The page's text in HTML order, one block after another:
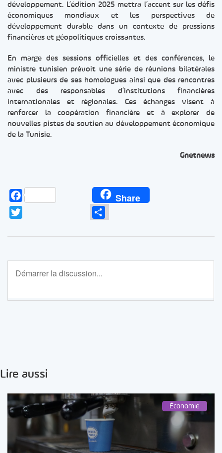
développement. L’édition 2025 mettra l’accent sur les défis
économiques mondiaux et les perspectives de
développement durable dans un contexte de pressions
financières et géopolitiques croissantes.
En marge des sessions officielles et des conférences, le
ministre tunisien prévoit une série de réunions bilatérales
avec plusieurs de ses homologues ainsi que des rencontres
avec des responsables d’institutions financières
internationales et régionales. Ces échanges visent à
renforcer la coopération financière et à explorer de
nouvelles pistes de soutien au développement économique
de la Tunisie.
Gnetnews
Facebook Share
Lire aussi
Économie